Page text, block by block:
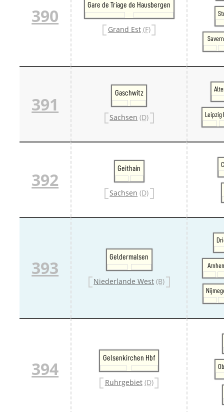
390
Gare de Triage de Hausbergen
Grand Est (F)
391
Gaschwitz
Sachsen (D) Leipzig
392
Geithain
Sachsen (D)
393
Geldermalsen
Niederlande West (B)
394
Gelsenkirchen Hbf
Ruhrgebiet (D)